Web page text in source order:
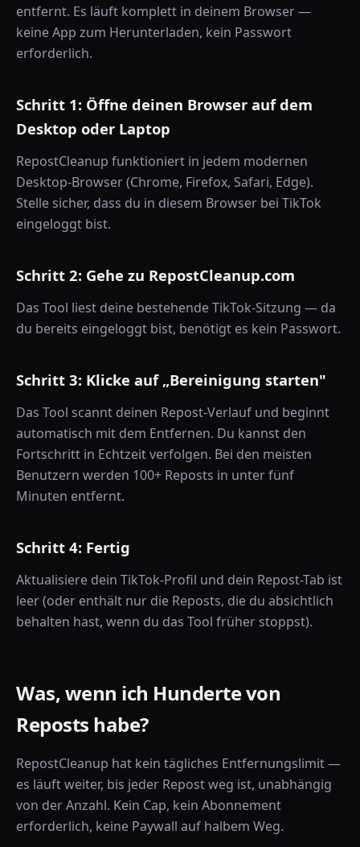
entfernt. Es läuft komplett in deinem Browser —
keine App zum Herunterladen, kein Passwort
erforderlich.
Schritt 1: Öffne deinen Browser auf dem
Desktop oder Laptop
RepostCleanup funktioniert in jedem modernen
Desktop-Browser (Chrome, Firefox, Safari, Edge).
Stelle sicher, dass du in diesem Browser bei TikTok
eingeloggt bist.
Schritt 2: Gehe zu RepostCleanup.com
Das Tool liest deine bestehende TikTok-Sitzung — da
du bereits eingeloggt bist, benötigt es kein Passwort.
Schritt 3: Klicke auf „Bereinigung starten"
Das Tool scannt deinen Repost-Verlauf und beginnt
automatisch mit dem Entfernen. Du kannst den
Fortschritt in Echtzeit verfolgen. Bei den meisten
Benutzern werden 100+ Reposts in unter fünf
Minuten entfernt.
Schritt 4: Fertig
Aktualisiere dein TikTok-Profil und dein Repost-Tab ist
leer (oder enthält nur die Reposts, die du absichtlich
behalten hast, wenn du das Tool früher stoppst).
Was, wenn ich Hunderte von
Reposts habe?
RepostCleanup hat kein tägliches Entfernungslimit —
es läuft weiter, bis jeder Repost weg ist, unabhängig
von der Anzahl. Kein Cap, kein Abonnement
erforderlich, keine Paywall auf halbem Weg.